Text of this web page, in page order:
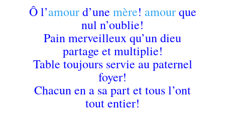
Ô l’amourd’une mère! amourque
nul n’oublie!
Pain merveilleux qu’un dieu
partage et multiplie!
Table toujours servie au paternel
foyer!
Chacun en a sa part et tous l’ont
tout entier!